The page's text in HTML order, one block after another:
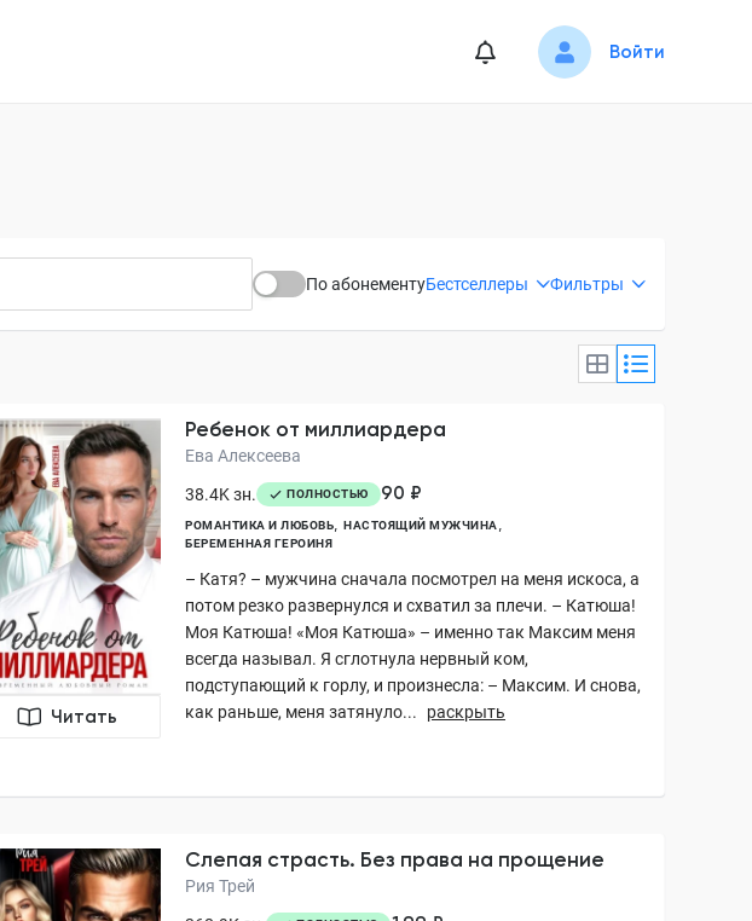
Войти
По абонементуБестселлеры Фильтры
Читать
Ребенок от миллиардера
Ева Алексеева
38.4K зн.
ПОЛНОСТЬЮ 90 ₽
РОМАНТИКА И ЛЮБОВЬ
НАСТОЯЩИЙ МУЖЧИНА
БЕРЕМЕННАЯ ГЕРОИНЯ
– Катя? – мужчина сначала посмотрел на меня искоса, а
потом резко развернулся и схватил за плечи. – Катюша!
Моя Катюша! «Моя Катюша» – именно так Максим меня
всегда называл. Я сглотнула нервный ком,
подступающий к горлу, и произнесла: – Максим. И снова,
как раньше, меня затянуло...
раскрыть
Слепая страсть. Без права на прощение
Рия Трей